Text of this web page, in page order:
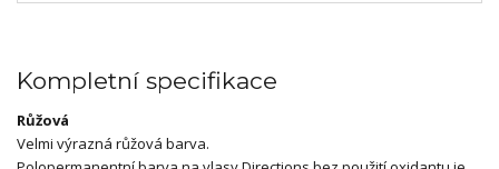
Kompletní specifikace
Růžová
Velmi výrazná růžová barva.